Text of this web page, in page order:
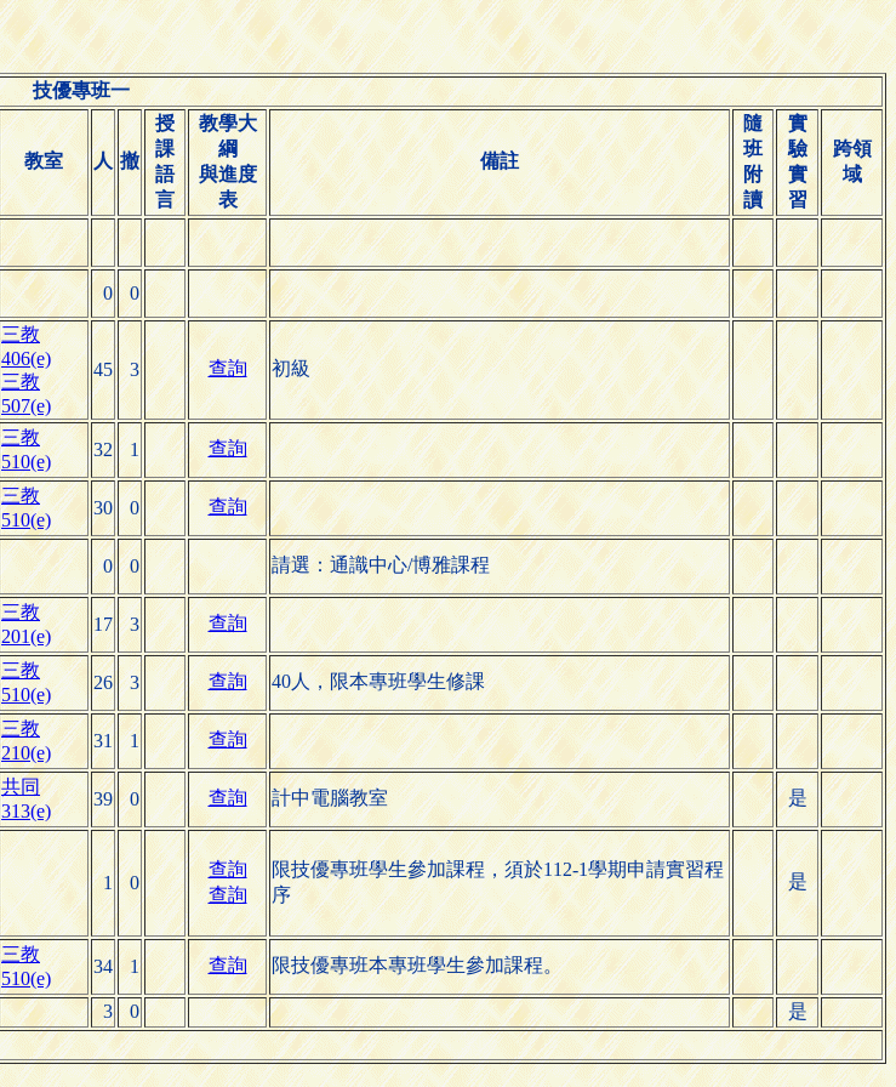
技優專班一
教室 人 撤
授
課
語
言
教學大
綱
與進度
表
備註
隨
班
附
讀
實
驗
實
習
跨領
域
0 0
三教
406(e)
三教
507(e)
45 3 查詢 初級
三教
510(e)
32 1 查詢
三教
510(e)
30 0 查詢
0 0 請選：通識中心/博雅課程
三教
201(e)
17 3 查詢
三教
510(e)
26 3 查詢 40人，限本專班學生修課
三教
210(e)
31 1 查詢
共同
313(e)
39 0 查詢 計中電腦教室 是
1 0
查詢
查詢
限技優專班學生參加課程，須於112-1學期申請實習程
序
是
三教
510(e)
34 1 查詢 限技優專班本專班學生參加課程。
3 0
是